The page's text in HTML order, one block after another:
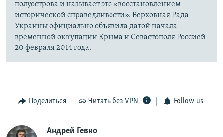
полуострова и называет это «восстановлением
исторической справедливости». Верховная Рада
Украины официально объявила датой начала
временной оккупации Крыма и Севастополя Россией
20 февраля 2014 года.
Поделиться Читать без VPN Follow us
Андрей Гевко